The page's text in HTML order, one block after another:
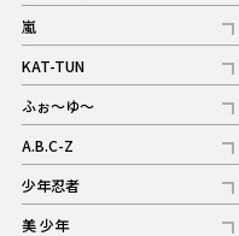
記事
嵐
記事
KAT-TUN
記事
ふぉ～ゆ～
記事
A.B.C-Z
記事
ギャラリー
少年忍者
記事
美 少年